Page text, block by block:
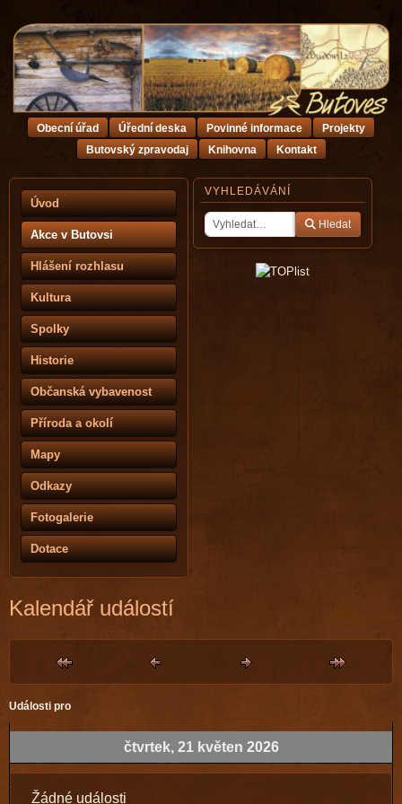
Úvod
Akce v Butovsi
Hlášení rozhlasu
Kultura
Spolky
Historie
Občanská vybavenost
Příroda a okolí
Mapy
Odkazy
Fotogalerie
Dotace
VYHLEDÁVÁNÍ
Hledat
Obecní úřad Úřední deska Povinné informace
Projekty
Butovský zpravodaj
Knihovna Kontakt
Kalendář událostí
Události pro
čtvrtek, 21 květen 2026
Žádné události